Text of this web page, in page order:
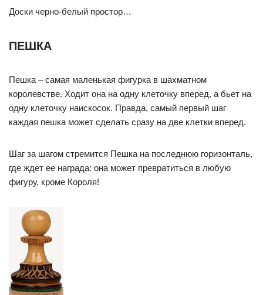
Доски черно-белый простор…
ПЕШКА
Пешка – самая маленькая фигурка в шахматном
королевстве. Ходит она на одну клеточку вперед, а бьет на
одну клеточку наискосок. Правда, самый первый шаг
каждая пешка может сделать сразу на две клетки вперед.
Шаг за шагом стремится Пешка на последнюю горизонталь,
где ждет ее награда: она может превратиться в любую
фигуру, кроме Короля!